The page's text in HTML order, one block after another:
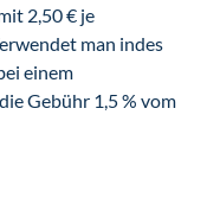
2,50 € je
man indes
einem
Gebühr 1,5 % vom